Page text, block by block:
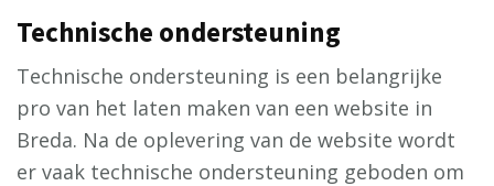
Technische ondersteuning
Technische ondersteuning is een belangrijke
pro van het laten maken van een website in
Breda. Na de oplevering van de website wordt
er vaak technische ondersteuning geboden om